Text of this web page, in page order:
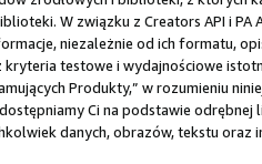
W związku z Creators API i
niezależnie od ich formatu,
testowe i wydajnościowe
Produkty,” w rozumieniu
Ci na podstawie odrębnej
danych, obrazów, tekstu